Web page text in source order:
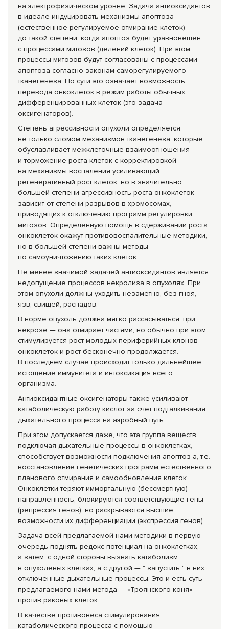
на электрофизическом уровне. Задача антиоксидантов
в идеале индуцировать механизмы апоптоза
(естественное регулируемое отмирание клеток)
до такой степени, когда апоптоз будет уравновешен
с процессами митозов (делений клеток). При этом
процессы митозов будут согласованы с процессами
апоптоза согласно законам саморегулируемого
тканегенеза. По сути это означает возможность
перевода онкоклеток в режим работы обычных
дифференцированных клеток (это задача
оксигенаторов).
Степень агрессивности опухоли определяется
не только сломом механизмов тканегенеза, которые
обуславливает межклеточные взаимоотношения
и торможение роста клеток с корректировкой
на механизмы воспаления усиливающий
регенеративный рост клеток, но в значительно
большей степени агрессивность роста онкоклеток
зависит от степени разрывов в хромосомах,
приводящих к отключению программ регулировки
митозов. Определенную помощь в сдерживании роста
онкоклеток окажут противовоспалительные методики,
но в большей степени важны методы
по самоуничтожению таких клеток.
Не менее значимой задачей антиоксидантов является
недопущение процессов некролиза в опухолях. При
этом опухоли должны уходить незаметно, без гноя,
язв, свищей, распадов.
В норме опухоль должна мягко рассасываться; при
некрозе — она отмирает частями, но обычно при этом
стимулируется рост молодых периферийных клонов
онкоклеток и рост бесконечно продолжается.
В последнем случае происходит только дальнейшее
истощение иммунитета и интоксикация всего
организма.
Антиоксидантные оксигенаторы также усиливают
катаболическую работу кислот за счет подталкивания
дыхательного процесса на аэробный путь.
При этом допускается даже, что эта группа веществ,
подключая дыхательные процессы в онкоклетках,
способствует возможности подключения апоптоз а, т.е.
восстановление генетических программ естественного
планового отмирания и самообновления клеток.
Онкоклетки теряют иммортальную (бессмертную)
направленность, блокируются соответствующие гены
(репрессия генов), но раскрываются высшие
возможности их дифференциации (экспрессия генов).
Задача всей предлагаемой нами методики в первую
очередь поднять редокс-потенциал на онкоклетках,
а затем: с одной стороны вызвать катаболизм
в опухолевых клетках, а с другой — " запустить " в них
отключенные дыхательные процессы. Это и есть суть
предлагаемого нами метода — «Троянского коня»
против раковых клеток.
В качестве противовеса стимулирования
катаболического процесса с помощью